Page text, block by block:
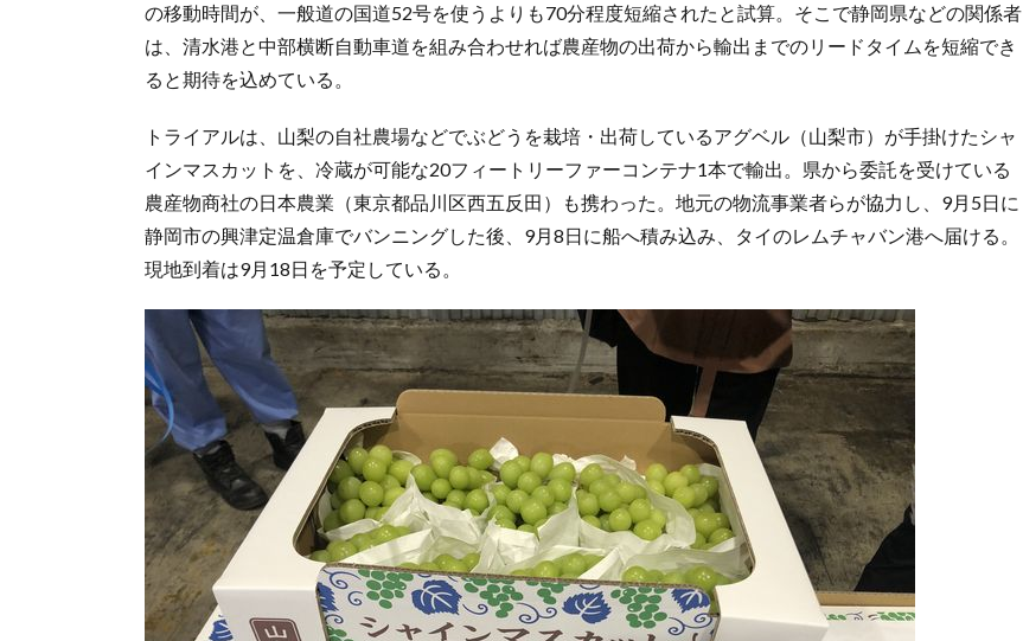
の移動時間が、一般道の国道52号を使うよりも70分程度短縮されたと試算。そこで静岡県などの関係者
は、清水港と中部横断自動車道を組み合わせれば農産物の出荷から輸出までのリードタイムを短縮でき
ると期待を込めている。
トライアルは、山梨の自社農場などでぶどうを栽培・出荷しているアグベル（山梨市）が手掛けたシャ
インマスカットを、冷蔵が可能な20フィートリーファーコンテナ1本で輸出。県から委託を受けている
農産物商社の日本農業（東京都品川区西五反田）も携わった。地元の物流事業者らが協力し、9月5日に
静岡市の興津定温倉庫でバンニングした後、9月8日に船へ積み込み、タイのレムチャバン港へ届ける。
現地到着は9月18日を予定している。